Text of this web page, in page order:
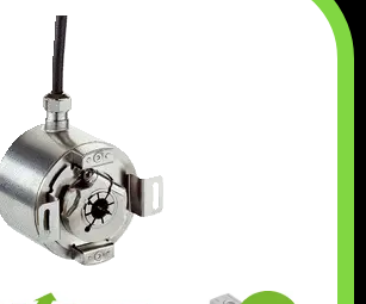
www.truongthinhtech.com
www.components.com.vn